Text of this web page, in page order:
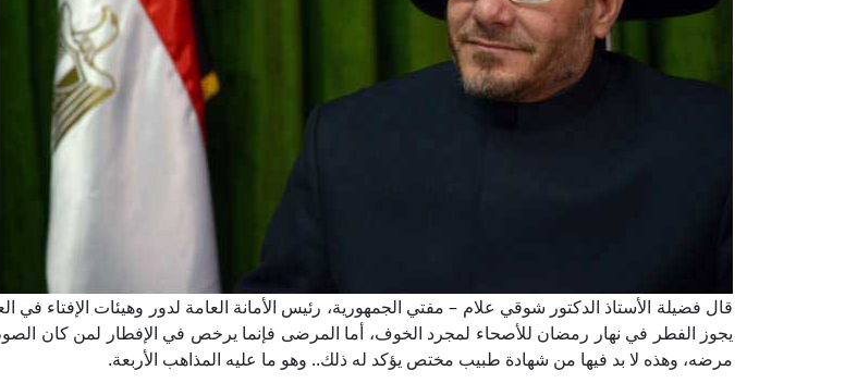
قال فضيلة الأستاذ الدكتور شوقي علام – مفتي الجمهورية، رئيس الأمانة العامة لدور وهيئات الإفتاء في
يجوز الفطر في نهار رمضان للأصحاء لمجرد الخوف، أما المرضى فإنما يرخص في الإفطار لمن كان
مرضه، وهذه لا بد فيها من شهادة طبيب مختص يؤكد له ذلك.. وهو ما عليه المذاهب الأربعة.